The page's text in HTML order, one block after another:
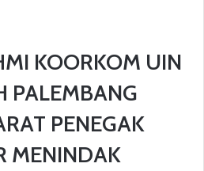
KOORKOM UIN
PALEMBANG
PENEGAK
MENINDAK